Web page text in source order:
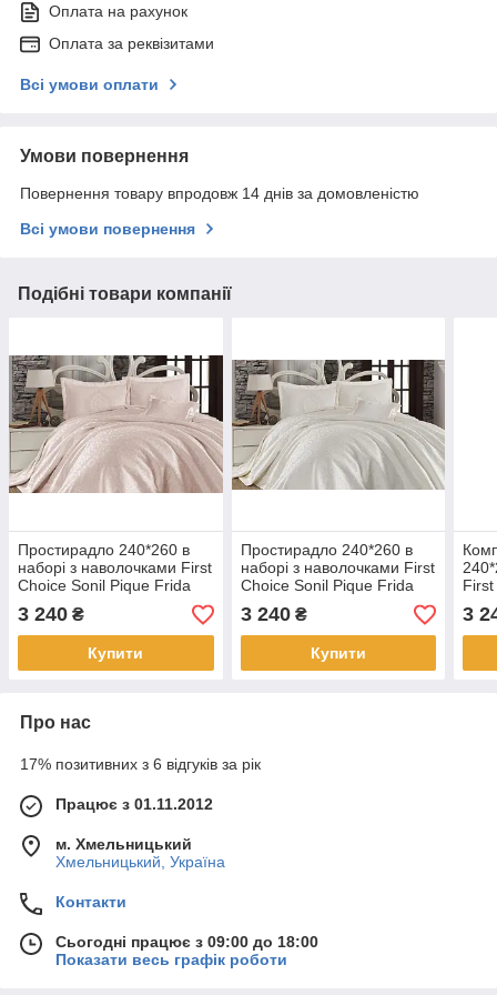
Оплата на рахунок
Оплата за реквізитами
Всі умови оплати
Умови повернення
Повернення товару впродовж 14 днів за домовленістю
Всі умови повернення
Подібні товари компанії
Простирадло 240*260 в
наборі з наволочками First
Choice Sonil Pique Frida
somon
3 240 ₴
Купити
Простирадло 240*260 в
наборі з наволочками First
Choice Sonil Pique Frida
krem
3 240₴
Купити
3
Про нас
17% позитивних з 6 відгуків за рік
Працює з 01.11.2012
м. Хмельницький
Хмельницький, Україна
Контакти
Сьогодні працює з 09:00 до 18:00
Показати весь графік роботи